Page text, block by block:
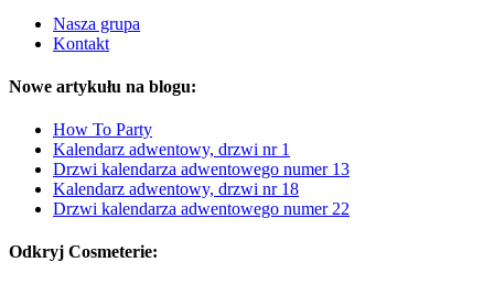
Nasza grupa
Kontakt
Nowe artykułu na blogu:
How To Party
Kalendarz adwentowy, drzwi nr 1
Drzwi kalendarza adwentowego numer 13
Kalendarz adwentowy, drzwi nr 18
Drzwi kalendarza adwentowego numer 22
Odkryj Cosmeterie: